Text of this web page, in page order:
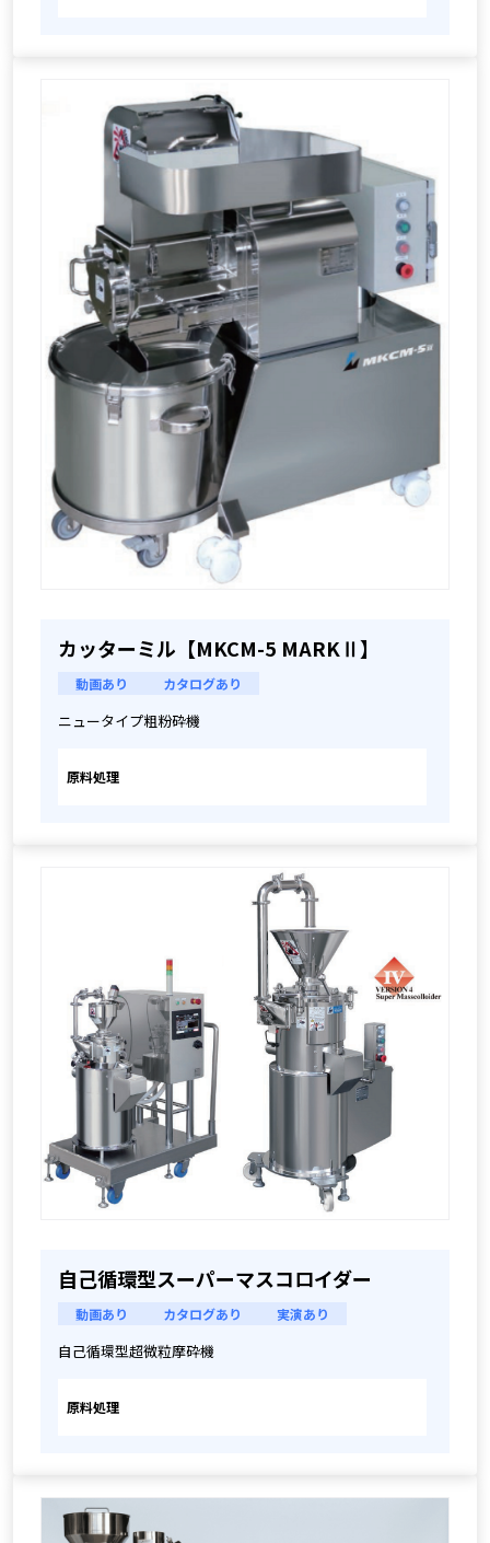
カッターミル【MKCM-5 MARKⅡ】
動画あり カタログあり
ニュータイプ粗粉砕機
原料処理
自己循環型スーパーマスコロイダー
動画あり カタログあり 実演あり
自己循環型超微粒摩砕機
原料処理